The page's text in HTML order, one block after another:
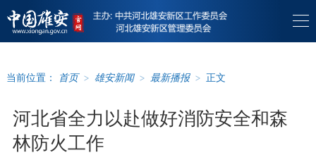
当前位置： 首页 > 雄安新闻 > 最新播报 > 正文
河北省全力以赴做好消防安全和森
林防火工作